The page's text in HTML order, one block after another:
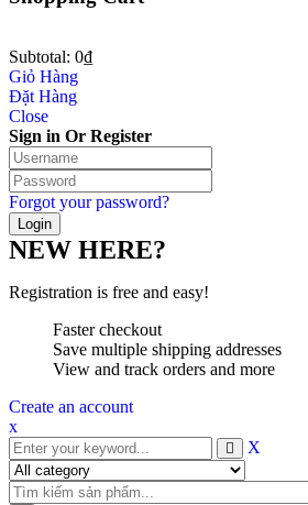
Subtotal: 0₫
Giỏ Hàng
Đặt Hàng
Close
Sign in Or Register
Forgot your password?
NEW HERE?
Registration is free and easy!
Faster checkout
Save multiple shipping addresses
View and track orders and more
Create an account
x
X